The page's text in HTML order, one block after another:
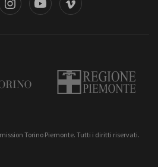
Piemonte
Torino Piemonte. Tutti i diritti riservati.